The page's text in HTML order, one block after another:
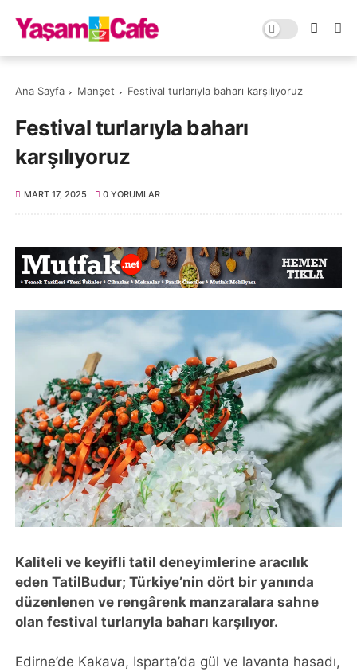
Ana Sayfa Manşet Festival turlarıyla baharı karşılıyoruz
Festival turlarıyla baharı
karşılıyoruz
MART 17, 2025 0 YORUMLAR
Kaliteli ve keyifli tatil deneyimlerine aracılık
eden TatilBudur; Türkiye’nin dört bir yanında
düzenlenen ve rengârenk manzaralara sahne
olan festival turlarıyla baharı karşılıyor.
Edirne’de Kakava, Isparta’da gül ve lavanta hasadı,